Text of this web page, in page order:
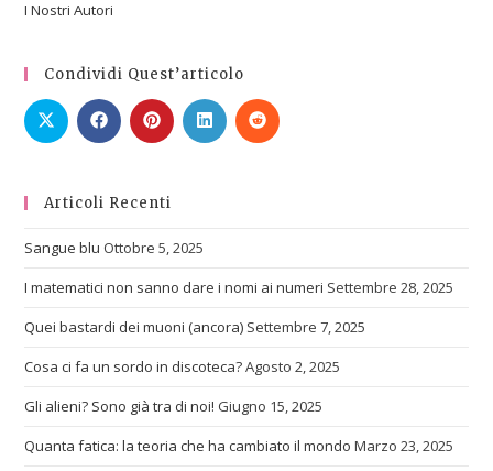
I Nostri Autori
Condividi Quest’articolo
Articoli Recenti
Sangue blu Ottobre 5, 2025
I matematici non sanno dare i nomi ai numeri Settembre 28, 2025
Quei bastardi dei muoni (ancora) Settembre 7, 2025
Cosa ci fa un sordo in discoteca?Agosto 2, 2025
Gli alieni? Sono già tra di noi! Giugno 15, 2025
Quanta fatica: la teoria che ha cambiato il mondo Marzo 23, 2025